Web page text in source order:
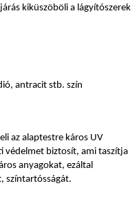
kiküszöböli a lágyítószerek
antracit stb. szín
az alaptestre káros UV
védelmet biztosít, ami taszítja
anyagokat, ezáltal
színtartósságát.